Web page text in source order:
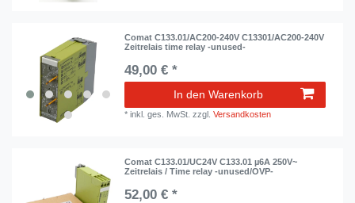
Comat C133.01/AC200-240V C13301/AC200-240V
Zeitrelais time relay -unused-
49,00 € *
In den Warenkorb
*inkl. ges. MwSt. zzgl.Versandkosten
Comat C133.01/UC24V C133.01 µ6A 250V~
Zeitrelais / Time relay -unused/OVP-
52,00 € *